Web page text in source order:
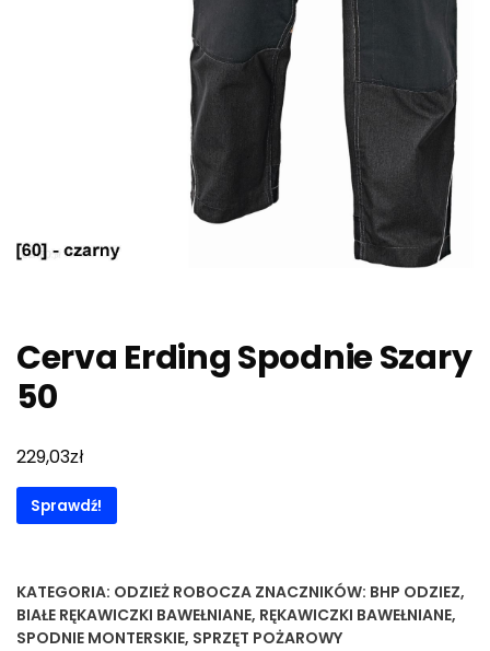
Cerva Erding Spodnie Szary
50
229,03zł
Sprawdź!
KATEGORIA: ODZIEŻ ROBOCZA ZNACZNIKÓW: BHP ODZIEZ,
BIAŁE RĘKAWICZKI BAWEŁNIANE, RĘKAWICZKI BAWEŁNIANE,
SPODNIE MONTERSKIE, SPRZĘT POŻAROWY